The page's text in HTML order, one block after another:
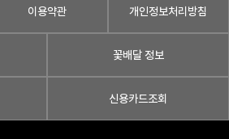
이용약관 개인정보처리방침
꽃배달 정보
신용카드조회